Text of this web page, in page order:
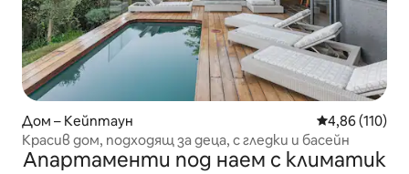
Дом – Кейптаун Средна
4,86 (110)
Красив дом, подходящ за деца, с гледки и басейн
Апартаменти под наем с климатик